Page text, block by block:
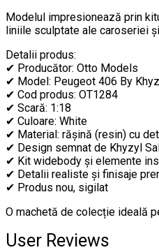
Modelul impresionează prin
liniile sculptate ale caroseriei
Detalii produs:
✔ Producător: Otto Models
✔ Model: Peugeot 406 By
✔ Cod produs: OT1284
✔ Scară: 1:18
✔ Culoare: White
✔ Material: rășină (resin) cu
✔ Design semnat de Khyzyl
✔ Kit widebody și elemente
✔ Detalii realiste și finisaje
✔ Produs nou, sigilat
O machetă de colecție ideală
User Reviews